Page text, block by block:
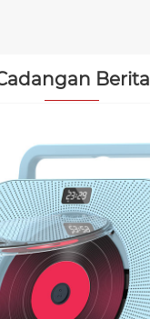
Berita